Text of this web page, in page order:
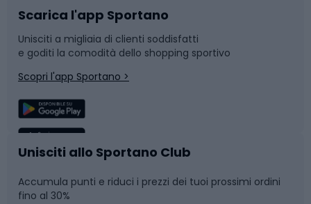
Bushcraft
Corsa
Sport di squadra
Caschi da ciclismo
Skitouring
Slitte e slittini
Snowboard
Camminata nordica
Nuoto
Pattinaggio
Scarica l'app Sportano
Unisciti a migliaia di clienti soddisfatti
e goditi la comodità dello shopping sportivo
Scopri l'app Sportano >
Unisciti allo Sportano Club
Accumula punti e riduci i prezzi dei tuoi prossimi ordini
fino al 30%